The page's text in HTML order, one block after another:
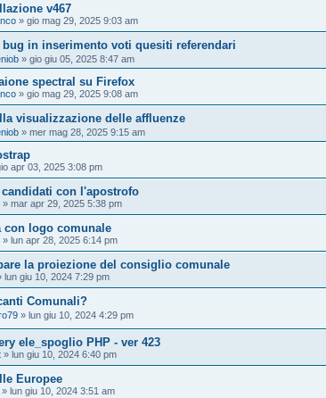
v467
» gio mag 29, 2025 9:03 am
in inserimento voti quesiti referendari
» gio giu 05, 2025 8:47 am
spectral su Firefox
» gio mag 29, 2025 9:08 am
visualizzazione delle affluenze
» mer mag 28, 2025 9:15 am
apr 03, 2025 3:08 pm
con l'apostrofo
» mar apr 29, 2025 5:38 pm
con logo comunale
» lun apr 28, 2025 6:14 pm
la proiezione del consiglio comunale
lun giu 10, 2024 7:29 pm
Comunali?
» lun giu 10, 2024 4:29 pm
ele_spoglio PHP - ver 423
» lun giu 10, 2024 6:40 pm
Europee
» lun giu 10, 2024 3:51 am